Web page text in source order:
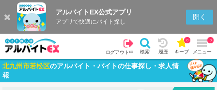
アルバイトEX公式アプリ
アプリで快適にバイト探し
開く
ログアウト中 検索 履歴 キープ
0
メニュー
0
北九州市若松区のアルバイト・バイトの仕事探し・求人情
報